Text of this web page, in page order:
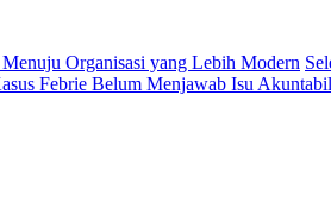
Organisasi yang Lebih Modern
Febrie Belum Menjawab Isu